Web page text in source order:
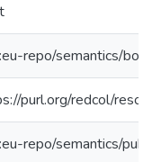
repo/semantics/
purl.org/redcol/
repo/semantics/